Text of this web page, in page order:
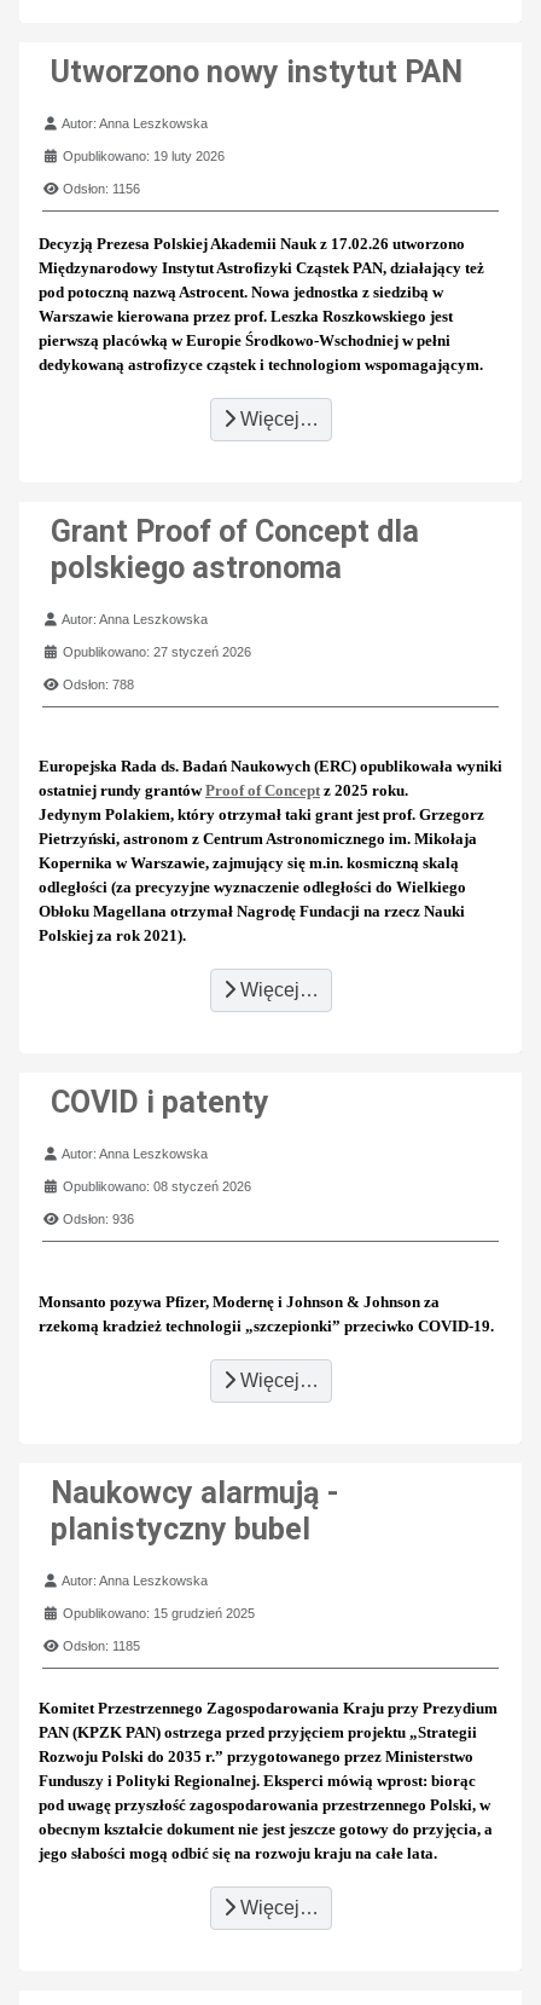
Utworzono nowy instytut PAN
Szczegóły
Autor:Anna Leszkowska
Opublikowano: 19 luty 2026
Odsłon: 1156
Decyzją Prezesa Polskiej Akademii Nauk z 17.02.26 utworzono
Międzynarodowy Instytut Astrofizyki Cząstek PAN, działający też
pod potoczną nazwą Astrocent. Nowa jednostka z siedzibą w
Warszawie kierowana przez prof. Leszka Roszkowskiego jest
pierwszą placówką w Europie Środkowo-Wschodniej w pełni
dedykowaną astrofizyce cząstek i technologiom wspomagającym.
Więcej…
Grant Proof of Concept dla
polskiego astronoma
Szczegóły
Autor:Anna Leszkowska
Opublikowano: 27 styczeń 2026
Odsłon: 788
Europejska Rada ds. Badań Naukowych (ERC) opublikowała wyniki
ostatniej rundy grantówProof of Conceptz 2025 roku.
Jedynym Polakiem, który otrzymał taki grant jest prof. Grzegorz
Pietrzyński, astronom z Centrum Astronomicznego im. Mikołaja
Kopernika w Warszawie, zajmujący się m.in. kosmiczną skalą
odległości (za precyzyjne wyznaczenie odległości do Wielkiego
Obłoku Magellana otrzymał Nagrodę Fundacji na rzecz Nauki
Polskiej za rok 2021).
Więcej…
COVID i patenty
Szczegóły
Autor:Anna Leszkowska
Opublikowano: 08 styczeń 2026
Odsłon: 936
Monsanto pozywa Pfizer, Modernę i Johnson & Johnson za
rzekomą kradzież technologii „szczepionki” przeciwko COVID-19.
Więcej…
Naukowcy alarmują -
planistyczny bubel
Szczegóły
Autor:Anna Leszkowska
Opublikowano: 15 grudzień 2025
Odsłon: 1185
Komitet Przestrzennego Zagospodarowania Kraju przy Prezydium
PAN (KPZK PAN) ostrzega przed przyjęciem projektu „Strategii
Rozwoju Polski do 2035 r.” przygotowanego przez Ministerstwo
Funduszy i Polityki Regionalnej. Eksperci mówią wprost: biorąc
pod uwagę przyszłość zagospodarowania przestrzennego Polski, w
obecnym kształcie dokument nie jest jeszcze gotowy do przyjęcia, a
jego słabości mogą odbić się na rozwoju kraju na całe lata.
Więcej…